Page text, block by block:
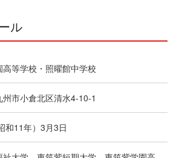
ル
等学校・照曜館中学校
市小倉北区清水4-10-1
和11年）3月3日